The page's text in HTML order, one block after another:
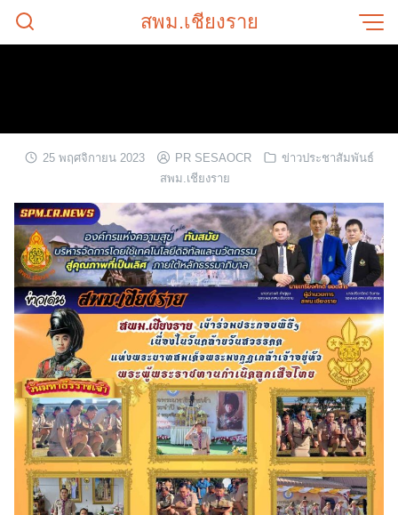
Skip
สพม.เชียงราย
25 พฤศจิกายน 2023 PR SESAOCR
ข่าวประชาสัมพันธ์
สพม.เชียงราย